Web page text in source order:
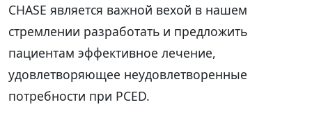
CHASE является важной вехой в нашем
стремлении разработать и предложить
пациентам эффективное лечение,
удовлетворяющее неудовлетворенные
потребности при PCED.